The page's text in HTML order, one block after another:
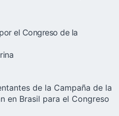
el Congreso de la
de la Campaña de la
en Brasil para el Congreso